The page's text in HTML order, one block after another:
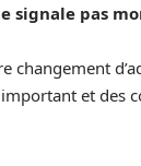
signale pas
changement
et des